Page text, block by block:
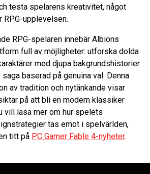
testa spelarens kreativitet, något
RPG-upplevelsen.
RPG-spelaren innebär Albions
full av möjligheter: utforska dolda
med djupa bakgrundshistorier
baserad på genuina val. Denna
av tradition och nytänkande visar
på att bli en modern klassiker
vill läsa mer om hur spelets
tas emot i spelvärlden,
titt på PC Gamer Fable 4-nyheter.